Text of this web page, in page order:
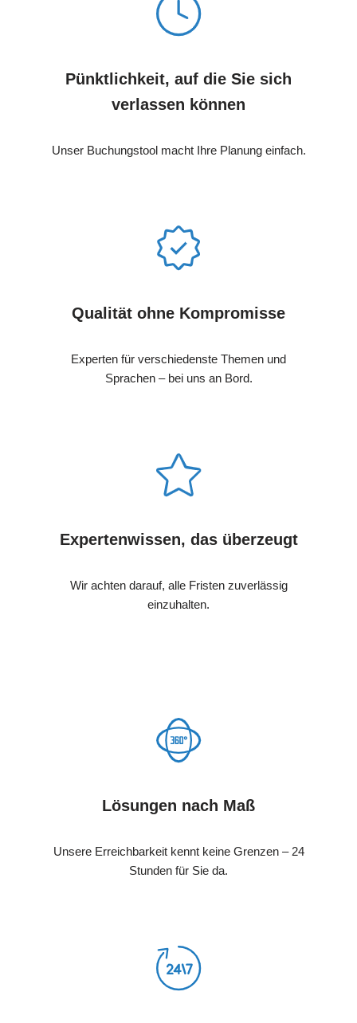
Pünktlichkeit, auf die Sie sich
verlassen können
Unser Buchungstool macht Ihre Planung einfach.
Qualität ohne Kompromisse
Experten für verschiedenste Themen und
Sprachen – bei uns an Bord.
Expertenwissen, das überzeugt
Wir achten darauf, alle Fristen zuverlässig
einzuhalten.
Lösungen nach Maß
Unsere Erreichbarkeit kennt keine Grenzen – 24
Stunden für Sie da.